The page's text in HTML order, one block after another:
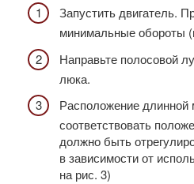
Запустить двигатель.
минимальные обороты
Направьте полосовой
люка.
Расположение длинной
соответствовать
должно быть
в зависимости от
на рис. 3)